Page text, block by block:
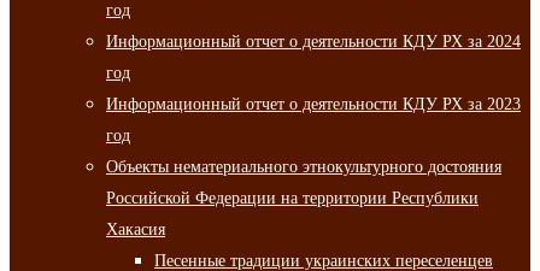
год
Информационный отчет о деятельности КДУ РХ за 2024
год
Информационный отчет о деятельности КДУ РХ за 2023
год
Объекты нематериального этнокультурного достояния
Российской Федерации на территории Республики
Хакасия
Песенные традиции украинских переселенцев